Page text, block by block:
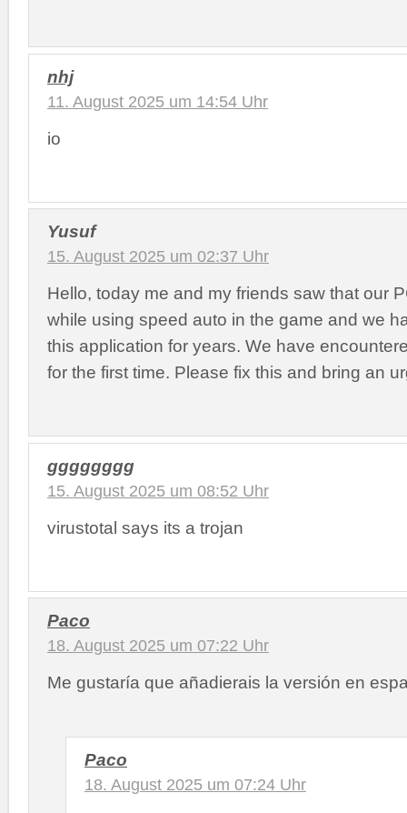
nhj
11. August 2025 um 14:54 Uhr
io
Yusuf
15. August 2025 um 02:37 Uhr
Hello, today me and my friends saw that our
while using speed auto in the game and we
this application for years. We have
for the first time. Please fix this and bring an
gggggggg
15. August 2025 um 08:52 Uhr
virustotal says its a trojan
Paco
18. August 2025 um 07:22 Uhr
Me gustaría que añadierais la versión en
Paco
18. August 2025 um 07:24 Uhr